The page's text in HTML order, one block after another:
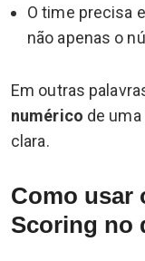
O time precisa
não apenas o
Em outras
numérico de
clara.
Como usar
Scoring no